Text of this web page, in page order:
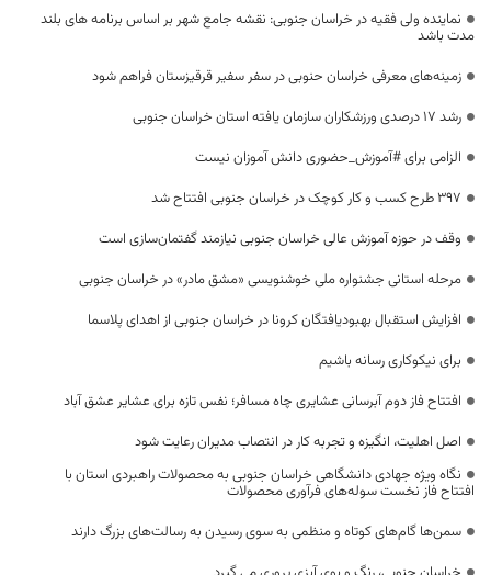
نماینده ولی فقیه در خراسان جنوبی: نقشه جامع شهر بر اساس برنامه های بلند
مدت باشد
زمینه‌های معرفی خراسان حنوبی در سفر سفیر قرقیزستان فراهم شود
رشد ۱۷ درصدی ورزشکاران سازمان یافته استان خراسان جنوبی
الزامی برای #آموزش_حضوری دانش آموزان نیست
۳۹۷ طرح کسب و کار کوچک در خراسان جنوبی افتتاح شد
وقف در حوزه آموزش عالی خراسان جنوبی نیازمند گفتمان‌سازی است
مرحله استانی جشنواره ملی خوشنویسی «مشق مادر» در خراسان جنوبی
افزایش استقبال بهبودیافتگان کرونا در خراسان جنوبی از اهدای پلاسما
برای نیکوکاری رسانه باشیم
افتتاح فاز دوم آبرسانی عشایری چاه مسافر؛ نفس تازه برای عشایر عشق آباد
اصل اهلیت، انگیزه و تجربه کار در انتصاب مدیران رعایت شود
نگاه ویژه جهادی دانشگاهی خراسان جنوبی به محصولات راهبردی استان با
افتتاح فاز نخست سوله‌های فرآوری محصولات
سمن‌ها گام‌های کوتاه و منظمی به سوی رسیدن به رسالت‌های بزرگ دارند